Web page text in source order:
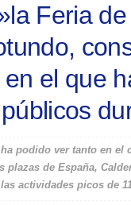
Feria
el que
podido ver tanto en el
de España,
actividades picos de